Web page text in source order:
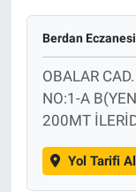
Berdan Eczanesi
OBALAR
NO:1-A
200MT
Yol Tarifi Al